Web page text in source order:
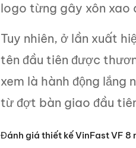
logo từng gây xôn xao
Tuy nhiên, ở lần xuất
tên đầu tiên được
xem là hành động lắng
từ đợt bàn giao đầu
Đánh giá thiết kế VinFast VF 8